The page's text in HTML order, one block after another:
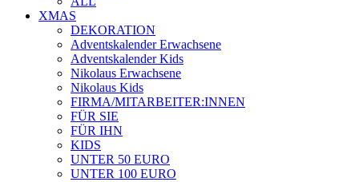
XMAS
DEKORATION
Adventskalender Erwachsene
Adventskalender Kids
Nikolaus Erwachsene
Nikolaus Kids
FIRMA/MITARBEITER:INNEN
FÜR SIE
FÜR IHN
KIDS
UNTER 50 EURO
UNTER 100 EURO